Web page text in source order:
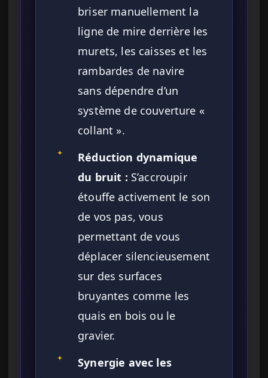
briser manuellement la
ligne de mire derrière les
murets, les caisses et les
rambardes de navire
sans dépendre d’un
système de couverture «
collant ».
✦
Réduction dynamique
du bruit : S’accroupir
étouffe activement le son
de vos pas, vous
permettant de vous
déplacer silencieusement
sur des surfaces
bruyantes comme les
quais en bois ou le
gravier.
✦
Synergie avec les